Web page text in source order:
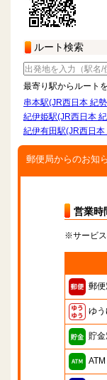
ルート検索
最寄り駅からルート
串本駅(JR西日本 紀
紀伊姫駅(JR西日本
紀伊有田駅(JR西日本
郵便局からのお知
営業時
※サービス
郵便
ゆう
貯金
ATM